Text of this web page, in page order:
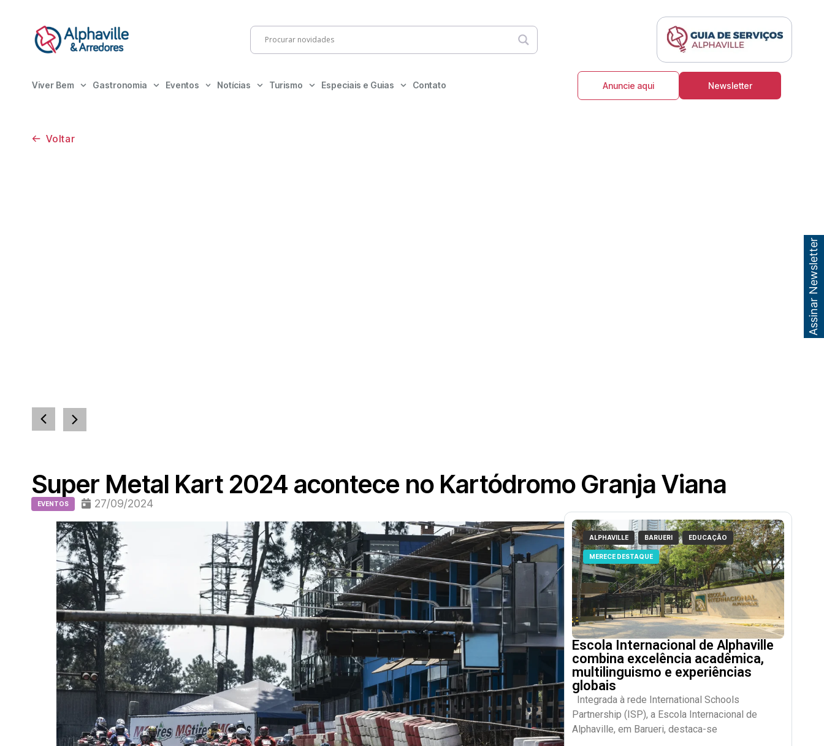
Viver Bem Gastronomia Eventos Notícias Turismo Especiais e Guias Contato Anuncie aqui Newsletter
Voltar
Super Metal Kart 2024 acontece no Kartódromo Granja Viana
EVENTOS 27/09/2024
ALPHAVILLE BARUERI EDUCAÇÃO
MERECE DESTAQUE
Escola Internacional de Alphaville
combina excelência acadêmica,
multilinguismo e experiências
globais
Integrada à rede International Schools
Partnership (ISP), a Escola Internacional de
Alphaville, em Barueri, destaca-se
Assinar Newsletter